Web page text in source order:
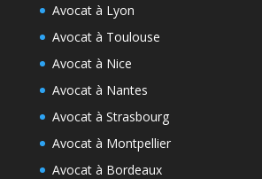
Avocat à Lyon
Avocat à Toulouse
Avocat à Nice
Avocat à Nantes
Avocat à Strasbourg
Avocat à Montpellier
Avocat à Bordeaux